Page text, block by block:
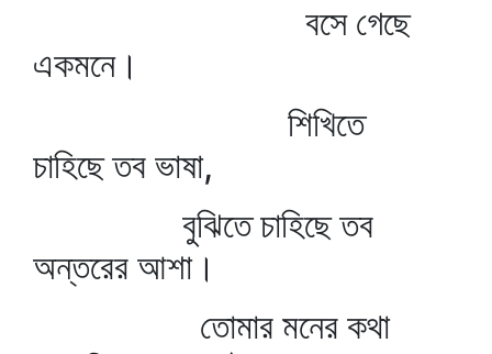
বসে গেছে
একমনে।
শিখিতে
চাহিছে তব ভাষা,
বুঝিতে চাহিছে তব
অন্তরের আশা।
তোমার মনের কথা